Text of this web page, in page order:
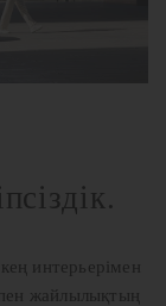
интерьерімен
пен жайлылықтың